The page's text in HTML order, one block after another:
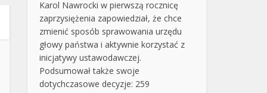
Karol Nawrocki w pierwszą rocznicę
zaprzysiężenia zapowiedział, że chce
zmienić sposób sprawowania urzędu
głowy państwa i aktywnie korzystać z
inicjatywy ustawodawczej.
Podsumował także swoje
dotychczasowe decyzje: 259